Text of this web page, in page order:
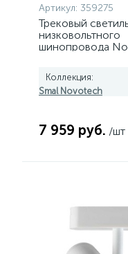
Артикул: 359275
Трековый
низковольтного
шинопровода
Коллекция:
Smal Novotech
7 959 руб. /шт